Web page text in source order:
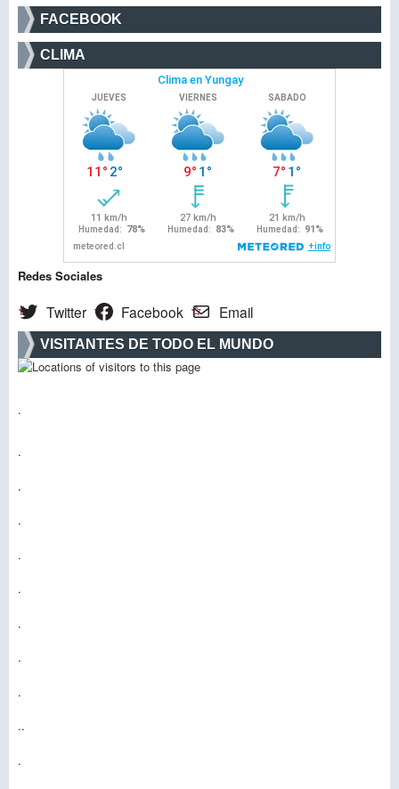
FACEBOOK
CLIMA
Redes Sociales
Twitter Facebook Email
VISITANTES DE TODO EL MUNDO
.
.
.
.
.
.
.
.
.
..
.